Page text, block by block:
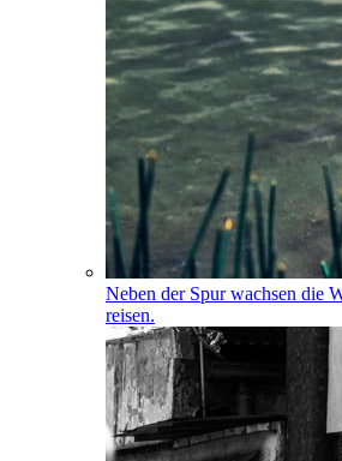
Neben der Spur wachsen die
reisen.